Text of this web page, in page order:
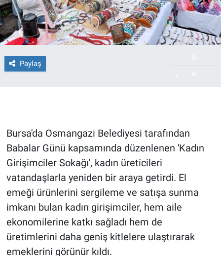
Paylaş
Bursa'da Osmangazi Belediyesi tarafından
Babalar Günü kapsamında düzenlenen 'Kadın
Girişimciler Sokağı', kadın üreticileri
vatandaşlarla yeniden bir araya getirdi. El
emeği ürünlerini sergileme ve satışa sunma
imkanı bulan kadın girişimciler, hem aile
ekonomilerine katkı sağladı hem de
üretimlerini daha geniş kitlelere ulaştırarak
emeklerini görünür kıldı.